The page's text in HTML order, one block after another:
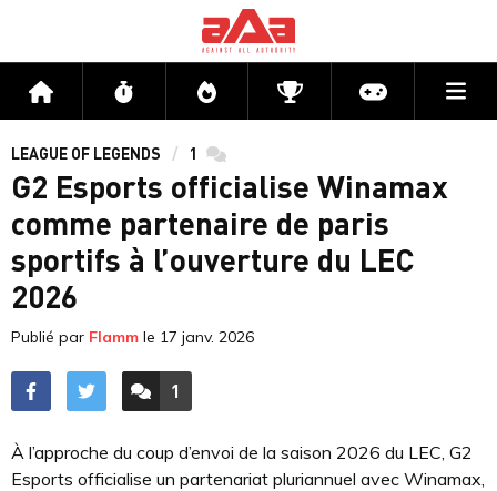
Accueil Flux Directs CompétitionsActu jeux
LEAGUE OF LEGENDS 1 commentaires
G2 Esports officialise Winamax
comme partenaire de paris
sportifs à l’ouverture du LEC
2026
Publié par Flamm le 17 janv. 2026
ACCÉDER AUX
1
COMMENTAIRES
À l’approche du coup d’envoi de la saison 2026 du LEC, G2
Esports officialise un partenariat pluriannuel avec Winamax,